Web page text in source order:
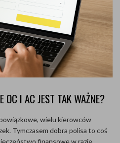
OC I AC JEST TAK WAŻNE?
wielu kierowców
Tymczasem dobra polisa to coś
finansowe w razie